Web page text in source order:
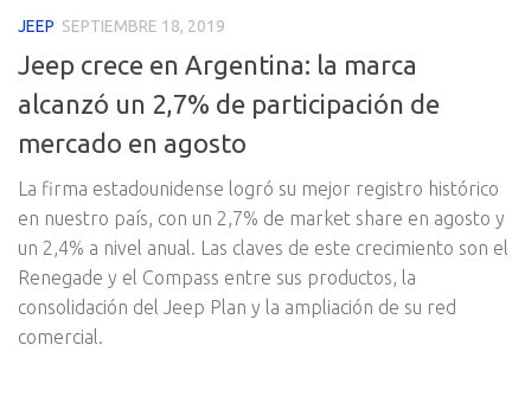
JEEP SEPTIEMBRE 18, 2019
Jeep crece en Argentina: la marca
alcanzó un 2,7% de participación de
mercado en agosto
La firma estadounidense logró su mejor registro histórico
en nuestro país, con un 2,7% de market share en agosto y
un 2,4% a nivel anual. Las claves de este crecimiento son el
Renegade y el Compass entre sus productos, la
consolidación del Jeep Plan y la ampliación de su red
comercial.